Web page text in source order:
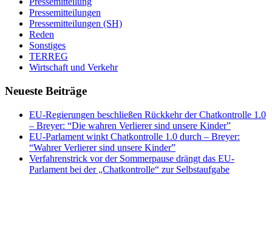
Pressemitteilungen
Pressemitteilungen (SH)
Reden
Sonstiges
TERREG
Wirtschaft und Verkehr
Neueste Beiträge
EU-Regierungen beschließen Rückkehr der Chatkontrolle 1.0
– Breyer: “Die wahren Verlierer sind unsere Kinder”
EU-Parlament winkt Chatkontrolle 1.0 durch – Breyer:
“Wahrer Verlierer sind unsere Kinder”
Verfahrenstrick vor der Sommerpause drängt das EU-
Parlament bei der „Chatkontrolle“ zur Selbstaufgabe